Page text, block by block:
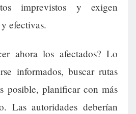
imprevistos y exigen
efectivas.
ahora los afectados? Lo
informados, buscar rutas
posible, planificar con más
Las autoridades deberían